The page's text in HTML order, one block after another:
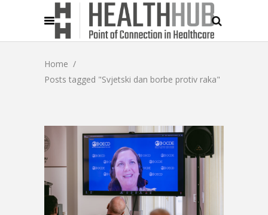
Home /
Posts tagged "Svjetski dan borbe protiv raka"